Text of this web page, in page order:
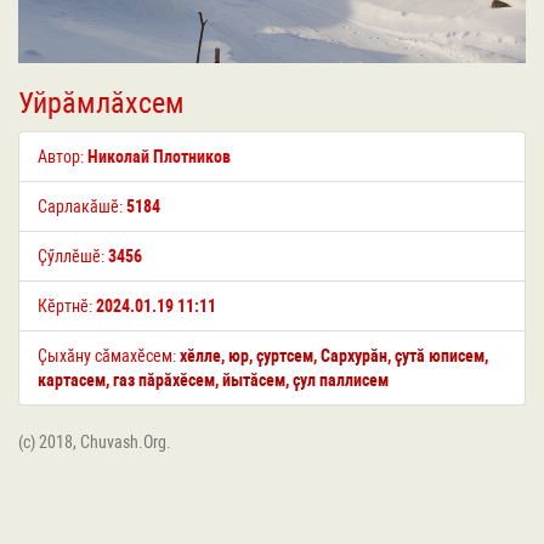
Уйрӑмлӑхсем
Автор: Николай Плотников
Сарлакӑшӗ:5184
Ҫӳллӗшӗ:3456
Кӗртнӗ:2024.01.19 11:11
Ҫыхӑну сӑмахӗсем:хӗлле,юр,ҫуртсем,Сархурӑн,ҫутӑ юписем,
картасем,газ пӑрӑхӗсем,йытӑсем,ҫул паллисем
(c) 2018, Chuvash.Org.